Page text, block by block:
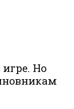
Но